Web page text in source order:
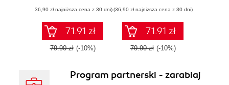
(36,90 zł najniższa cena z 30 dni)
71.91 zł
79.90 zł (-10%)
(36,90 zł najniższa cena z 30 dni)
71.91 zł
79.90 zł (-10%)
Program partnerski - zarabiaj